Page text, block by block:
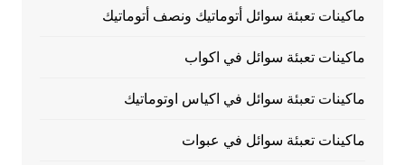
ماكينات تعبئة سوائل أتوماتيك ونصف أتوماتيك
ماكينات تعبئة سوائل في اكواب
ماكينات تعبئة سوائل في اكياس اوتوماتيك
ماكينات تعبئة سوائل في عبوات